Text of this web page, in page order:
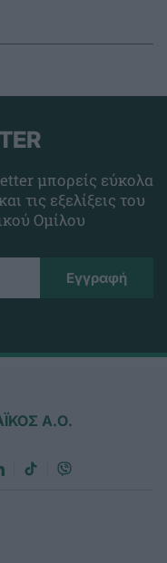
μπορείς εύκολα
τις εξελίξεις του
Ομίλου
Α.Ο.